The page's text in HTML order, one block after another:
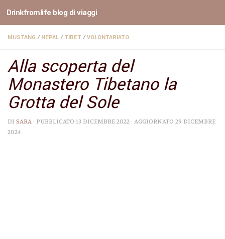
Sotto il contenuto
Drinkfromlife blog di viaggi
MUSTANG / NEPAL/ TIBET /VOLONTARIATO
Alla scoperta del
Monastero Tibetano la
Grotta del Sole
DI SARA · PUBBLICATO 13 DICEMBRE 2022 · AGGIORNATO 29 DICEMBRE
2024